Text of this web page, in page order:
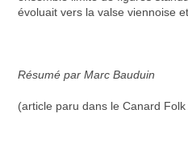
évoluait vers la valse viennoise
Résumé par Marc Bauduin
(article paru dans le Canard Folk